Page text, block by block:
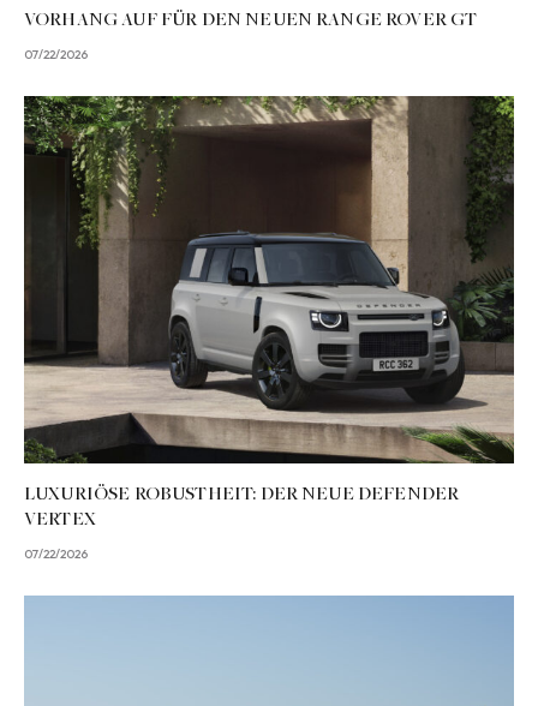
VORHANG AUF FÜR DEN NEUEN RANGE ROVER GT
07/22/2026
LUXURIÖSE ROBUSTHEIT: DER NEUE DEFENDER
VERTEX
07/22/2026